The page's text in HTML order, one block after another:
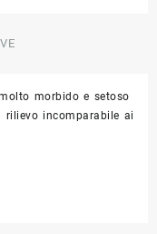
morbido e setoso
incomparabile ai